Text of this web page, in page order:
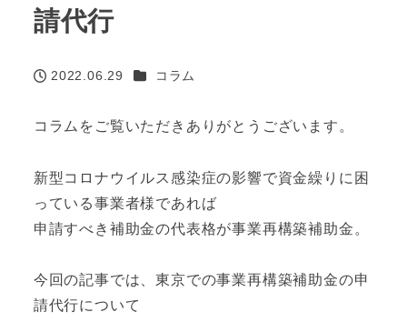
請代行
投稿日
2022.06.29 カテゴリー
コラム
コラムをご覧いただきありがとうございます。
新型コロナウイルス感染症の影響で資金繰りに困
っている事業者様であれば
申請すべき補助金の代表格が事業再構築補助金。
今回の記事では、東京での事業再構築補助金の申
請代行について